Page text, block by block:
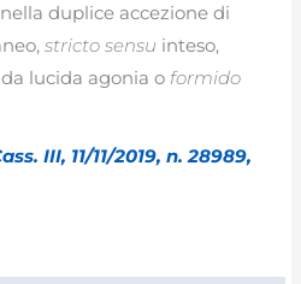
nella duplice accezione di
stricto sensu inteso,
lucida agonia o formido
III, 11/11/2019, n. 28989,